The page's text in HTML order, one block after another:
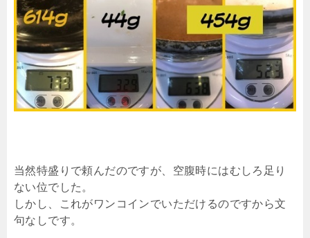
当然特盛りで頼んだのですが、空腹時にはむしろ足り
ない位でした。
しかし、これがワンコインでいただけるのですから文
句なしです。